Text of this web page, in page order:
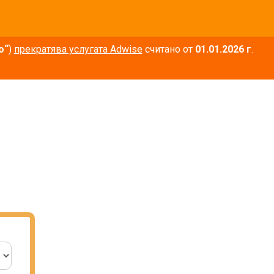
) прекратява услугата Adwiseсчитано от 01.01.2026 г.